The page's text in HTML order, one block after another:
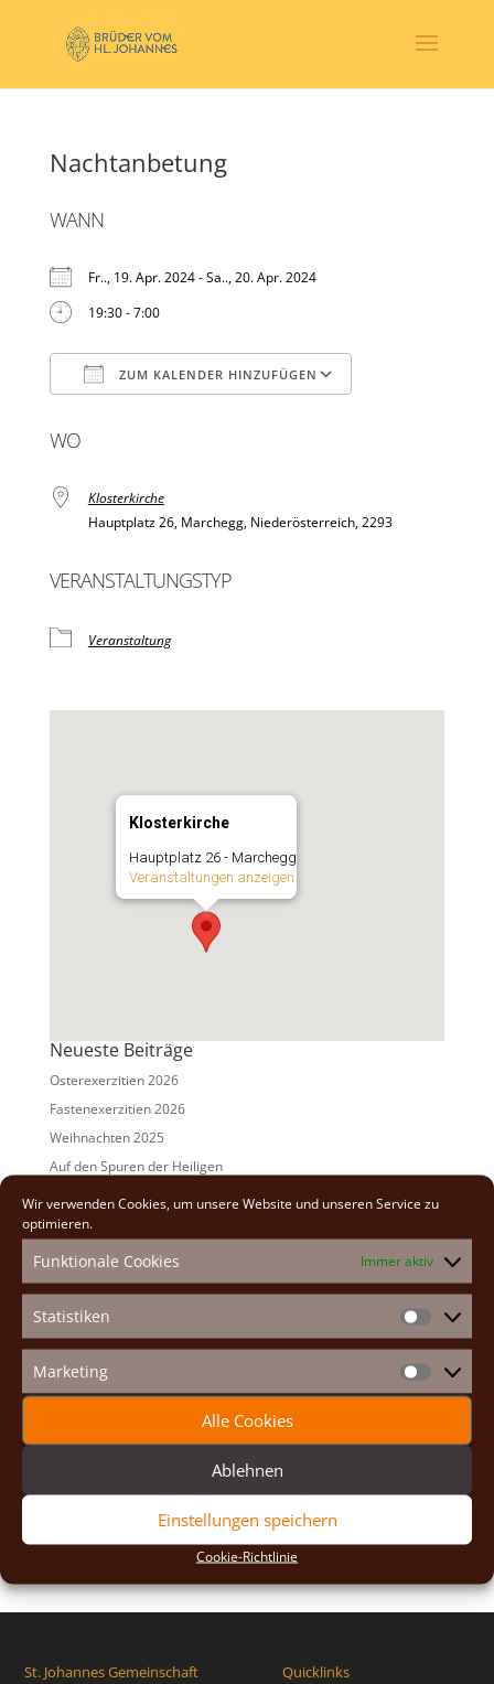
Wir verwenden Cookies, um unsere Website und unseren Service zu
optimieren.
Funktionale Cookies Immer aktiv
Statistiken
Marketing Marketing
Alle Cookies
Ablehnen
Einstellungen speichern
Cookie-Richtlinie
Nachtanbetung
WANN
Fr.., 19. Apr. 2024 - Sa.., 20. Apr. 2024
19:30 - 7:00
ZUM KALENDER HINZUFÜGEN
WO
Klosterkirche
Hauptplatz 26, Marchegg, Niederösterreich, 2293
VERANSTALTUNGSTYP
Veranstaltung
Klosterkirche
Hauptplatz 26 - Marchegg
Veranstaltungen anzeigen
Neueste Beiträge
Osterexerzitien 2026
Fastenexerzitien 2026
Weihnachten 2025
Auf den Spuren der Heiligen
Adventexerzitien 2025
2026(2)
2025(7)
2024(5)
2023(13)
2022(9)
2020(2)
St. Johannes Gemeinschaft Quicklinks